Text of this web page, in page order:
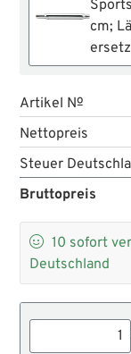
cm;
Artikel №
Nettopreis
Steuer
Bruttopreis
 10 sofort
Deutschland